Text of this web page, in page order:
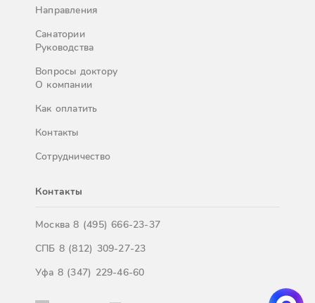
Направления
Санатории
Руководства
Вопросы доктору
О компании
Как оплатить
Контакты
Сотрудничество
Контакты
Москва8 (495) 666-23-37
СПБ 8 (812) 309-27-23
Уфа 8 (347) 229-46-60